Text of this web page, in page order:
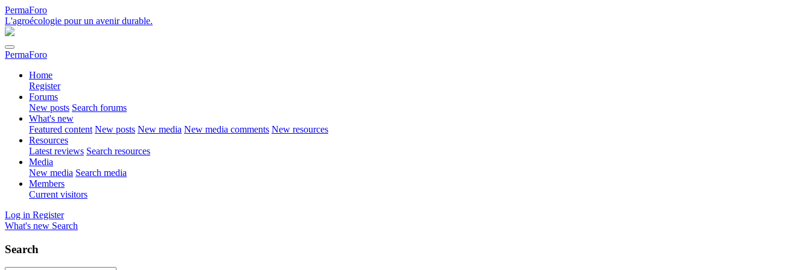
PermaForo
L'agroécologie pour un avenir durable.
PermaForo
Home
Register
Forums
New posts Search forums
What's new
Featured content New posts New media New media comments New resources
Resources
Latest reviews Search resources
Media
New media Search media
Members
Current visitors
Log in Register
What's new Search
Search